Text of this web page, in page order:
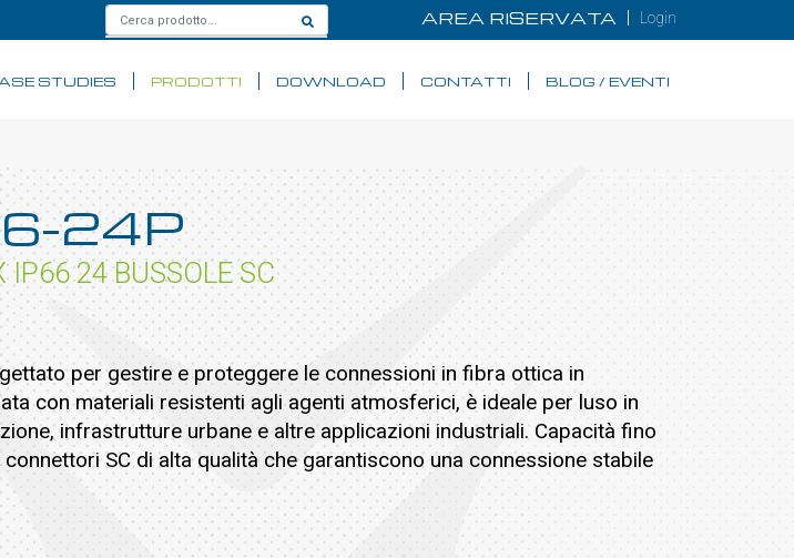
AREA RISERVATA Login
STUDIES PRODOTTI DOWNLOAD CONTATTI BLOG / EVENTI
24P
IP66 24 BUSSOLE SC
per gestire e proteggere le connessioni in fibra ottica in
con materiali resistenti agli agenti atmosferici, è ideale per luso in
infrastrutture urbane e altre applicazioni industriali. Capacità fino
SC di alta qualità che garantiscono una connessione stabile